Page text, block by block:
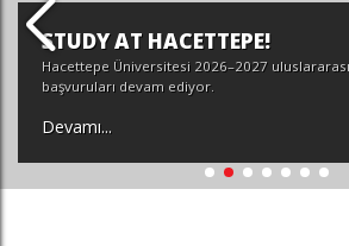
STUDY AT HACETTEPE!
Hacettepe Üniversitesi 2026–2027
başvuruları devam ediyor.
Devamı...